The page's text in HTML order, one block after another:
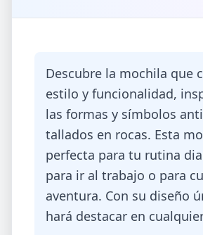
Descubre la mochila que
estilo y funcionalidad,
las formas y símbolos
tallados en rocas. Esta
perfecta para tu rutina
para ir al trabajo o para
aventura. Con su diseño
hará destacar en